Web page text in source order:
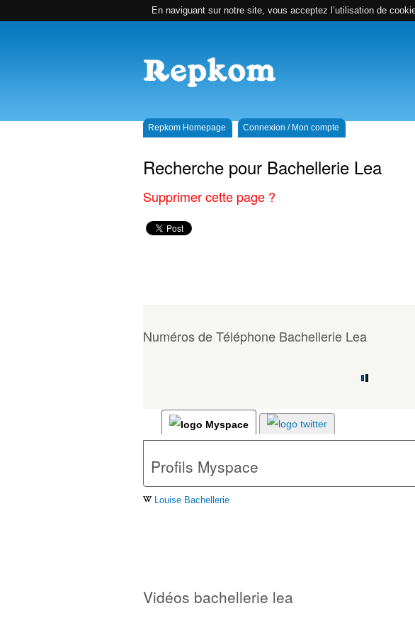
En naviguant sur notre site, vous acceptez l’utilisation de
Repkom Homepage Connexion / Mon compte
Recherche pour Bachellerie Lea
Supprimer cette page ?
Numéros de Téléphone Bachellerie Lea
Profils Myspace
Louise Bachellerie
Vidéos bachellerie lea